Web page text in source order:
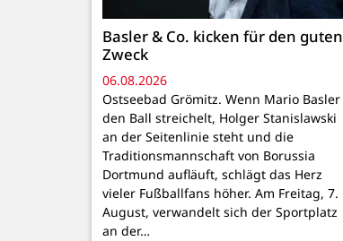
Basler & Co. kicken für den guten
Zweck
06.08.2026
Ostseebad Grömitz. Wenn Mario Basler
den Ball streichelt, Holger Stanislawski
an der Seitenlinie steht und die
Traditionsmannschaft von Borussia
Dortmund aufläuft, schlägt das Herz
vieler Fußballfans höher. Am Freitag, 7.
August, verwandelt sich der Sportplatz
an der…